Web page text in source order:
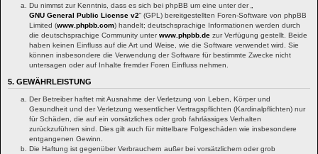
Du nimmst zur Kenntnis, dass es sich bei phpBB um eine unter der „
GNU General Public License v2“ (GPL) bereitgestellten Foren-Software von phpBB
Limited (www.phpbb.com) handelt; deutschsprachige Informationen werden durch
die deutschsprachige Community unterwww.phpbb.de zur Verfügung gestellt. Beide
haben keinen Einfluss auf die Art und Weise, wie die Software verwendet wird. Sie
können insbesondere die Verwendung der Software für bestimmte Zwecke nicht
untersagen oder auf Inhalte fremder Foren Einfluss nehmen.
5. GEWÄHRLEISTUNG
Der Betreiber haftet mit Ausnahme der Verletzung von Leben, Körper und
Gesundheit und der Verletzung wesentlicher Vertragspflichten (Kardinalpflichten) nur
für Schäden, die auf ein vorsätzliches oder grob fahrlässiges Verhalten
zurückzuführen sind. Dies gilt auch für mittelbare Folgeschäden wie insbesondere
entgangenen Gewinn.
Die Haftung ist gegenüber Verbrauchern außer bei vorsätzlichem oder grob